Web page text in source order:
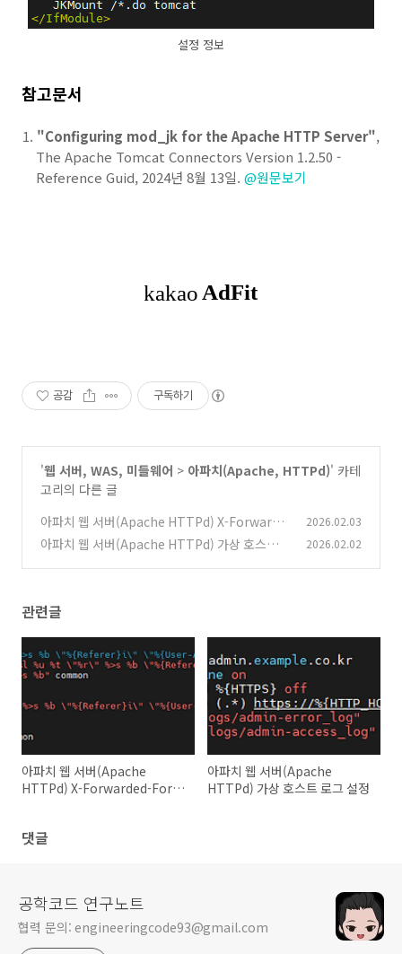
설정 정보
참고문서
"Configuring mod_jk for the Apache HTTP Server",
The Apache Tomcat Connectors Version 1.2.50 -
Reference Guid, 2024년 8월 13일. @원문보기
공감 구독하기
'웹 서버, WAS, 미들웨어 > 아파치(Apache, HTTPd)' 카테
고리의 다른 글
아파치 웹 서버(Apache HTTPd) X-Forwarde
d-For 로그 설정 (0)
2026.02.03
아파치 웹 서버(Apache HTTPd) 가상 호스트
2026.02.02
관련글
아파치 웹 서버(Apache
HTTPd) X-Forwarded-For
아파치 웹 서버(Apache
HTTPd) 가상 호스트 로그 설정
댓글
공학코드 연구노트
협력 문의: engineeringcode93@gmail.com